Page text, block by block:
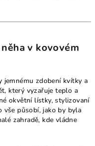
v kovovém
jemnému zdobení kvítky a
který vyzařuje teplo a
okvětní lístky, stylizovaní
vše působí, jako by byla
zahradě, kde vládne